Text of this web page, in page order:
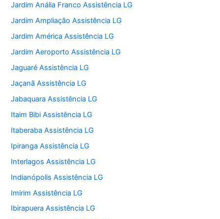
Jardim Anália Franco Assistência LG
Jardim Ampliação Assistência LG
Jardim América Assistência LG
Jardim Aeroporto Assistência LG
Jaguaré Assistência LG
Jaçanã Assistência LG
Jabaquara Assistência LG
Itaim Bibi Assistência LG
Itaberaba Assistência LG
Ipiranga Assistência LG
Interlagos Assistência LG
Indianópolis Assistência LG
Imirim Assistência LG
Ibirapuera Assistência LG